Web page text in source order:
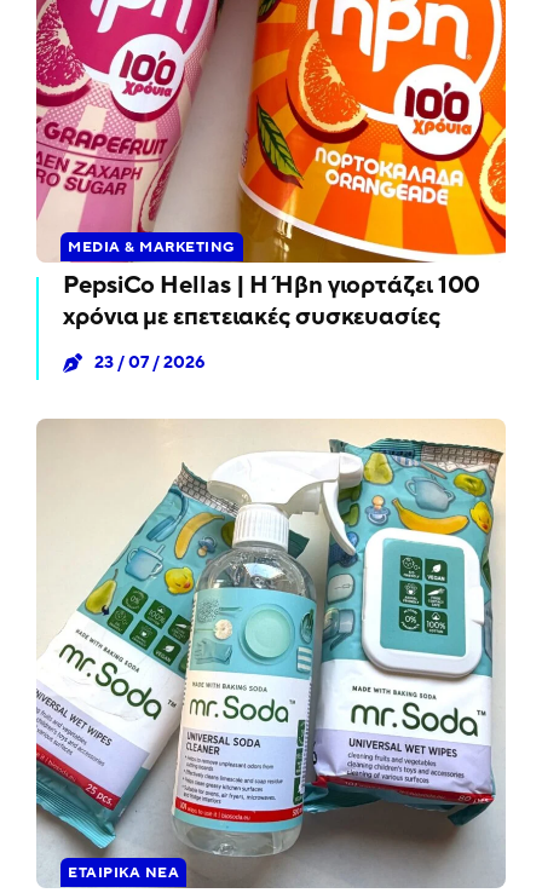
MEDIA & MARKETING
PepsiCo Hellas | Η Ήβη γιορτάζει 100
χρόνια με επετειακές συσκευασίες
23 / 07 / 2026
ΕΤΑΙΡΙΚΆ ΝΈΑ